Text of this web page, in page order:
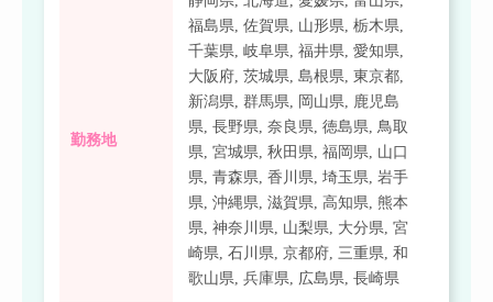
勤務地
福島県,佐賀県, 山形県,栃木県,
千葉県,岐阜県,福井県,愛知県,
大阪府,茨城県,島根県,東京都,
新潟県,群馬県, 岡山県, 鹿児島
県,長野県,奈良県,徳島県,鳥取
県,宮城県,秋田県,福岡県, 山口
県,青森県,香川県,埼玉県,岩手
県,沖縄県,滋賀県, 高知県,熊本
県,神奈川県, 山梨県, 大分県,宮
崎県,石川県,京都府,三重県,和
歌山県,兵庫県, 広島県,長崎県